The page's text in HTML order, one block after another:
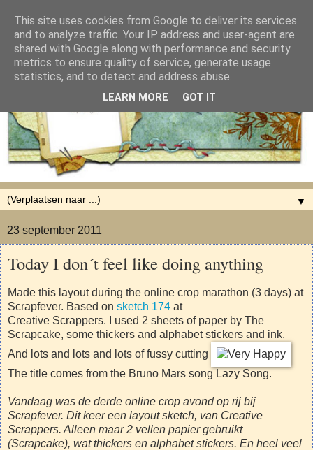
▼
23 september 2011
Today I don´t feel like doing anything
Made this layout during the online crop marathon (3 days) at
Scrapfever. Based on sketch 174 at
Creative Scrappers. I used 2 sheets of paper by The
Scrapcake, some thickers and alphabet stickers and ink.
And lots and lots and lots of fussy cutting
The title comes from the Bruno Mars song Lazy Song.
Vandaag was de derde online crop avond op rij bij
Scrapfever. Dit keer een layout sketch, van Creative
Scrappers. Alleen maar 2 vellen papier gebruikt
(Scrapcake), wat thickers en alphabet stickers. En heel veel
This site uses cookies from Google to deliver its services
and to analyze traffic. Your IP address and user-agent are
shared with Google along with performance and security
metrics to ensure quality of service, generate usage
statistics, and to detect and address abuse.
LEARN MORE GOT IT